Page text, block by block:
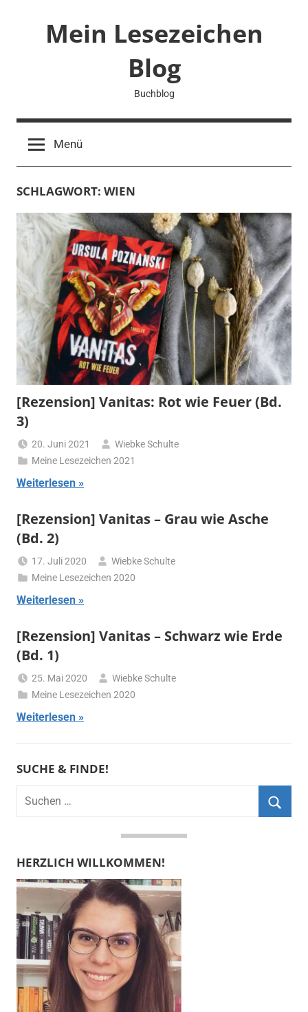
Mein Lesezeichen
Blog
Buchblog
Menü
SCHLAGWORT: WIEN
[Rezension] Vanitas: Rot wie Feuer (Bd.
3)
20. Juni 2021
Wiebke Schulte
Meine Lesezeichen 2021
Weiterlesen
[Rezension] Vanitas – Grau wie Asche
(Bd. 2)
17. Juli 2020
Wiebke Schulte
Meine Lesezeichen 2020
Weiterlesen
[Rezension] Vanitas – Schwarz wie Erde
(Bd. 1)
25. Mai 2020
Wiebke Schulte
Meine Lesezeichen 2020
Weiterlesen
SUCHE & FINDE!
Suchen
HERZLICH WILLKOMMEN!